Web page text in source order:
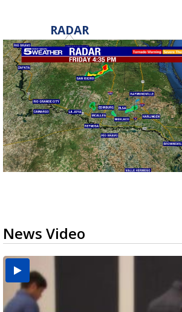
RADAR
News Video